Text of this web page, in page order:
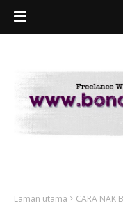
Laman utama CARA NAK